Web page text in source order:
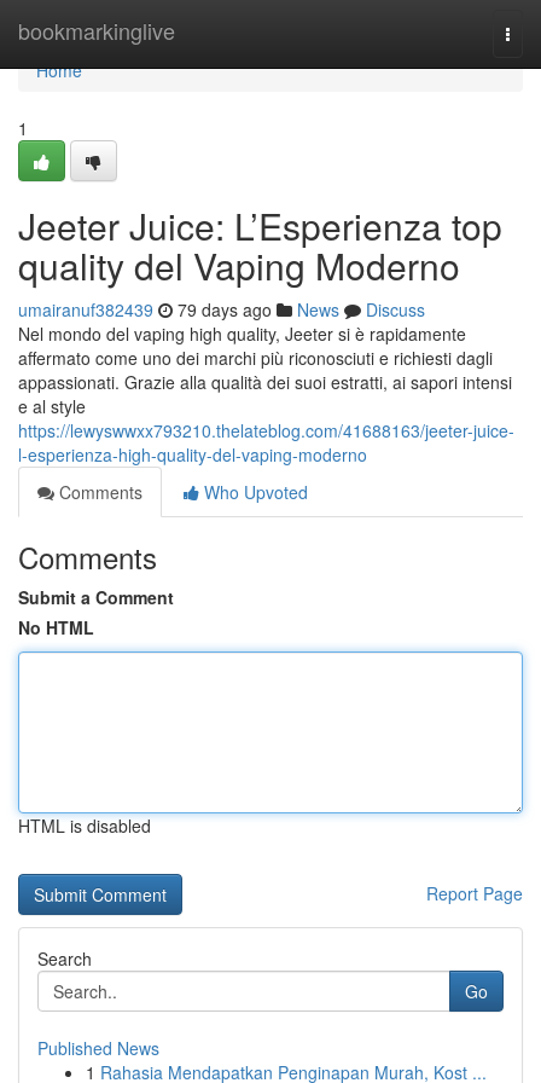
bookmarkinglive
Home
Home
1
Jeeter Juice: L’Esperienza top
quality del Vaping Moderno
umairanuf382439 79 days ago News
Discuss
Nel mondo del vaping high quality, Jeeter si è rapidamente
affermato come uno dei marchi più riconosciuti e richiesti dagli
appassionati. Grazie alla qualità dei suoi estratti, ai sapori intensi
e al style
https://lewyswwxx793210.thelateblog.com/41688163/jeeter-juice-
l-esperienza-high-quality-del-vaping-moderno
Comments
Who Upvoted
Comments
Submit a Comment
No HTML
HTML is disabled
Report Page
Search
Go
Published News
1 Rahasia Mendapatkan Penginapan Murah, Kost ...